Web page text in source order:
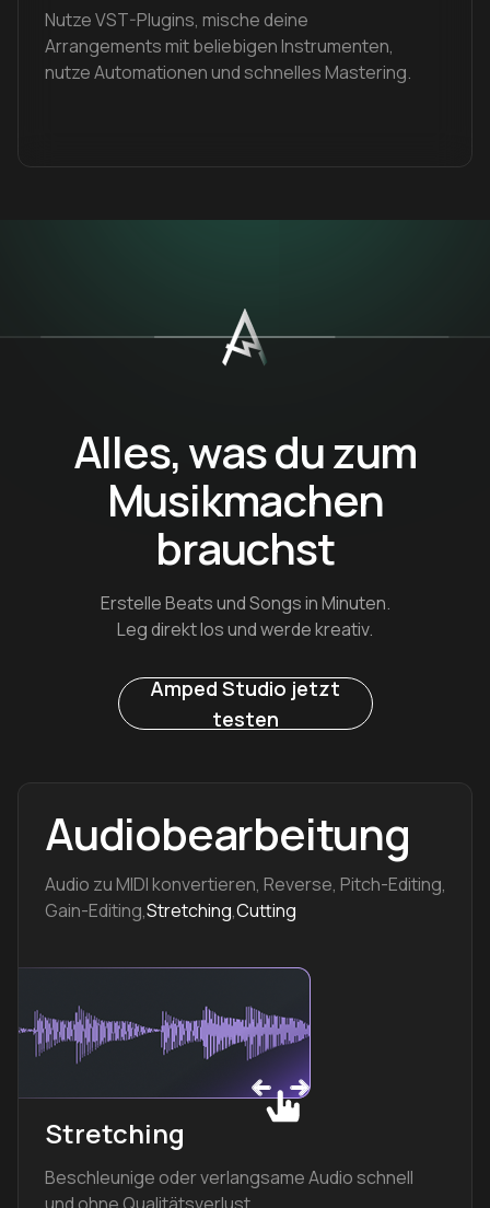
Nutze VST-Plugins, mische deine
Arrangements mit beliebigen Instrumenten,
nutze Automationen und schnelles Mastering.
Alles, was du zum
Musikmachen
brauchst
Erstelle Beats und Songs in Minuten.
Leg direkt los und werde kreativ.
Amped Studio jetzt
testen
Audiobearbeitung
Audio zu MIDI konvertieren, Reverse, Pitch-Editing,
Gain-Editing,Stretching,Cutting
Stretching
Beschleunige oder verlangsame Audio schnell